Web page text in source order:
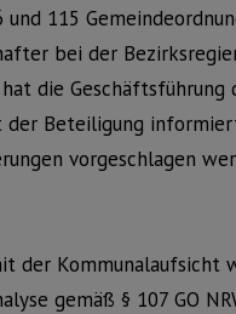
und 115
bei der
die Geschäftsführung
Beteiligung
vorgeschlagen
der Kommunalaufsicht
gemäß § 107 GO